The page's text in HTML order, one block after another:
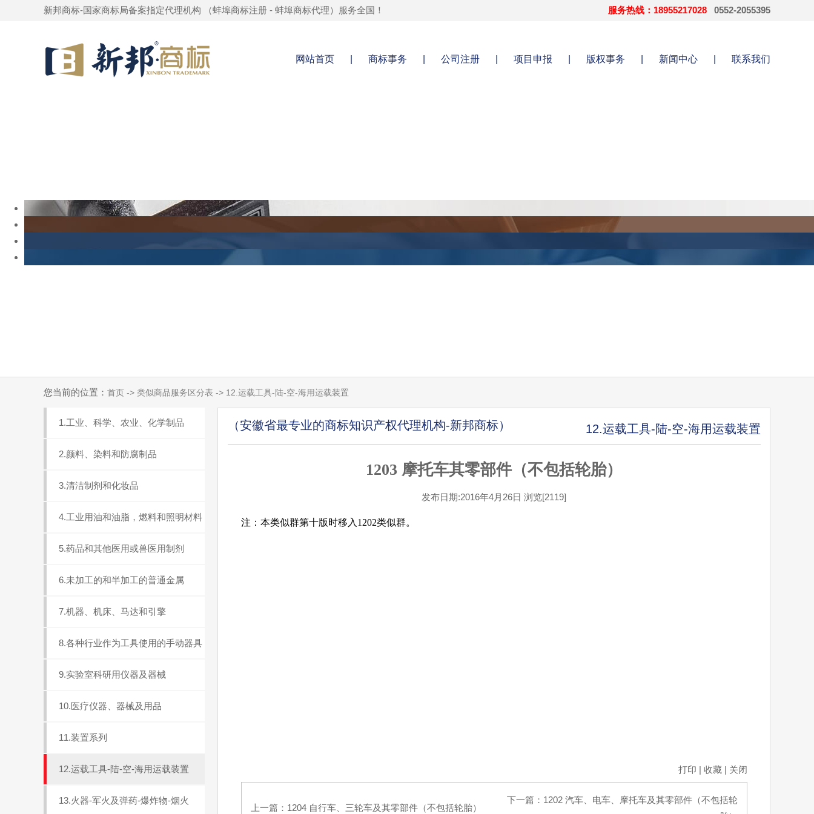
新邦商标-国家商标局备案指定代理机构 （蚌埠商标注册 - 蚌埠商标代理）服务全国！ 服务热线：18955217028 0552-2055395
网站首页 商标事务 公司注册 项目申报 版权事务 新闻中心 联系我们
您当前的位置： 首页 -> 类似商品服务区分表 -> 12.运载工具-陆-空-海用运载装置
1.工业、科学、农业、化学制品
2.颜料、染料和防腐制品
3.清洁制剂和化妆品
4.工业用油和油脂，燃料和照明材料
5.药品和其他医用或兽医用制剂
6.未加工的和半加工的普通金属
7.机器、机床、马达和引擎
8.各种行业作为工具使用的手动器具
9.实验室科研用仪器及器械
10.医疗仪器、器械及用品
11.装置系列
12.运载工具-陆-空-海用运载装置
13.火器-军火及弹药-爆炸物-烟火
（安徽省最专业的商标知识产权代理机构-新邦商标） 12.运载工具-陆-空-海用运载装置
1203 摩托车其零部件（不包括轮胎）
发布日期:2016年4月26日 浏览[2119]
注：本类似群第十版时移入1202类似群。
打印 | 收藏| 关闭
上一篇： 1204 自行车、三轮车及其零部件（不包括轮胎）
下一篇： 1202 汽车、电车、摩托车及其零部件（不包括轮